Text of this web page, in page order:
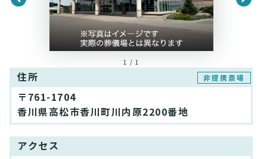
1 / 1
住所 非提携斎場
〒761-1704
香川県高松市香川町川内原2200番地
アクセス